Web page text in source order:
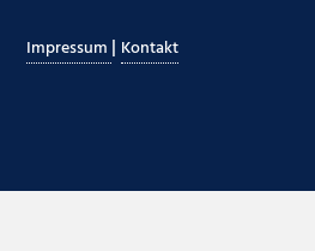
Impressum | Kontakt